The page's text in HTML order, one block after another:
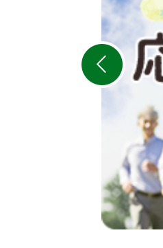
の
ス
ラ